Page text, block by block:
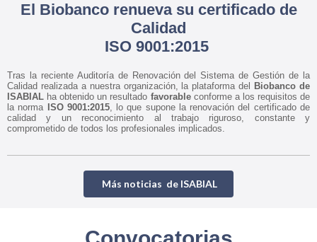
El Biobanco renueva su certificado de
Calidad
ISO 9001:2015
Tras la reciente Auditoría de Renovación del Sistema de Gestión de la
Calidad realizada a nuestra organización, la plataforma del
Biobanco de
ISABIAL ha obtenido un resultado favorable conforme a los requisitos de
la norma ISO 9001:2015, lo que supone la renovación del certificado de
calidad y un reconocimiento al trabajo riguroso, constante y
comprometido de todos los profesionales implicados.
Más noticias de ISABIAL